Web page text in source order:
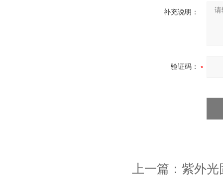
补充说明：
验证码：
上一篇： 紫外光